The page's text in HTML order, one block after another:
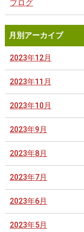
ブログ
月別アーカイブ
2023年12月
2023年11月
2023年10月
2023年9月
2023年8月
2023年7月
2023年6月
2023年5月